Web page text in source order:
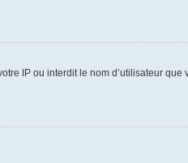
IP ou interdit le nom d’utilisateur que